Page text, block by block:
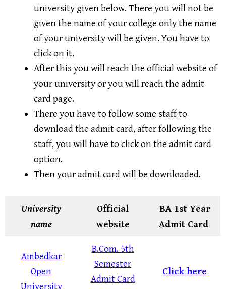
university given below. There you will not be
given the name of your college only the name
of your university will be given. You have to
click on it.
After this you will reach the official website of
your university or you will reach the admit
card page.
There you have to follow some staff to
download the admit card, after following the
staff, you will have to click on the admit card
option.
Then your admit card will be downloaded.
University
name
Official
website
BA 1st Year
Admit Card
Ambedkar
Open
University
B.Com. 5th
Semester
Admit Card
Click here